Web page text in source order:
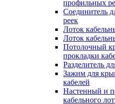
профильных
Соединитель
реек
Лоток
Лоток
Потолочный
прокладки
Разделитель
Зажим для
кабелей
Настенный и
кабельного